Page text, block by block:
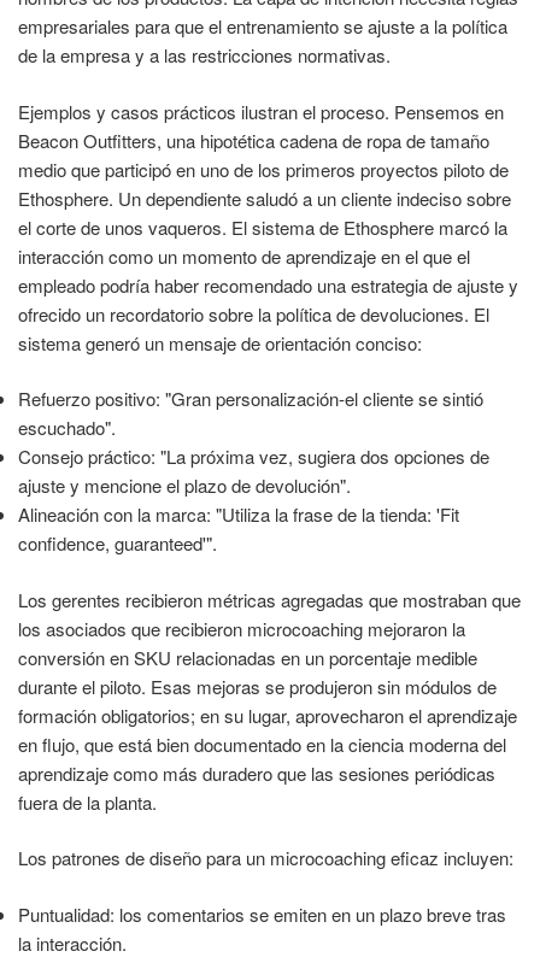
empresariales para que el entrenamiento se ajuste a la política
de la empresa y a las restricciones normativas.
Ejemplos y casos prácticos ilustran el proceso. Pensemos en
Beacon Outfitters, una hipotética cadena de ropa de tamaño
medio que participó en uno de los primeros proyectos piloto de
Ethosphere. Un dependiente saludó a un cliente indeciso sobre
el corte de unos vaqueros. El sistema de Ethosphere marcó la
interacción como un momento de aprendizaje en el que el
empleado podría haber recomendado una estrategia de ajuste y
ofrecido un recordatorio sobre la política de devoluciones. El
sistema generó un mensaje de orientación conciso:
Refuerzo positivo: "Gran personalización-el cliente se sintió
escuchado".
Consejo práctico: "La próxima vez, sugiera dos opciones de
ajuste y mencione el plazo de devolución".
Alineación con la marca: "Utiliza la frase de la tienda: 'Fit
confidence, guaranteed'".
Los gerentes recibieron métricas agregadas que mostraban que
los asociados que recibieron microcoaching mejoraron la
conversión en SKU relacionadas en un porcentaje medible
durante el piloto. Esas mejoras se produjeron sin módulos de
formación obligatorios; en su lugar, aprovecharon el aprendizaje
en flujo, que está bien documentado en la ciencia moderna del
aprendizaje como más duradero que las sesiones periódicas
fuera de la planta.
Los patrones de diseño para un microcoaching eficaz incluyen:
Puntualidad: los comentarios se emiten en un plazo breve tras
la interacción.